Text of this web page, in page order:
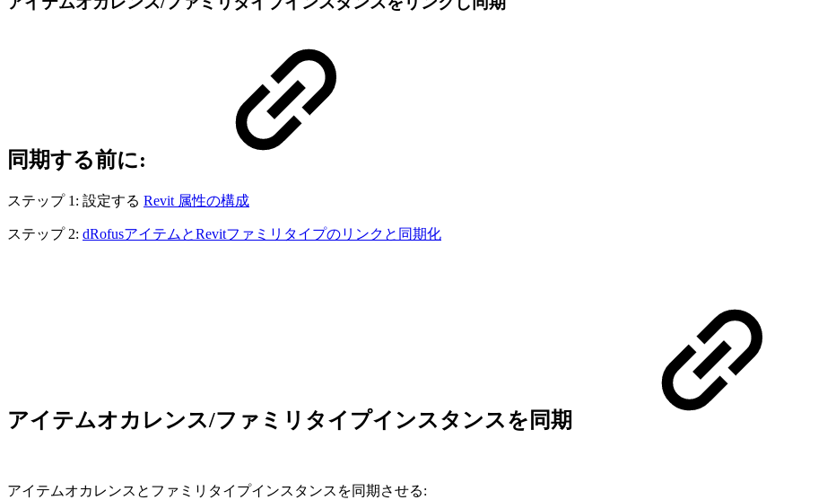
同期する前に:
ステップ 1: 設定する Revit 属性の構成
ステップ 2: dRofusアイテムとRevitファミリタイプのリンクと同期化
アイテムオカレンス/ファミリタイプインスタンスを同期
アイテムオカレンスとファミリタイプインスタンスを同期させる: